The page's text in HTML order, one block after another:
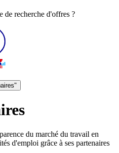
de recherche d'offres ?
du marché du travail en
d'emploi grâce à ses partenaires